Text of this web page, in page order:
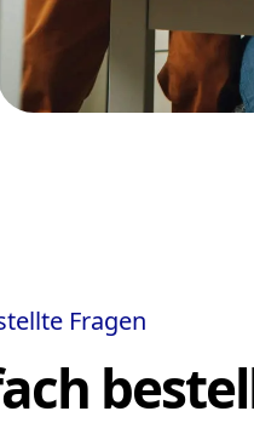
Fragen